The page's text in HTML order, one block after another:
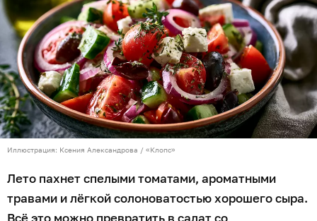
Иллюстрация: Ксения Александрова / «Клопс»
Лето пахнет спелыми томатами, ароматными
травами и лёгкой солоноватостью хорошего сыра.
Всё это можно превратить в салат со